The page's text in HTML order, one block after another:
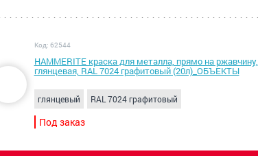
Код: 62544
HAMMERITE краска для металла, прямо на ржавчину,
глянцевая, RAL 7024 графитовый (20л)_ОБЪЕКТЫ
глянцевый RAL 7024 графитовый
Под заказ